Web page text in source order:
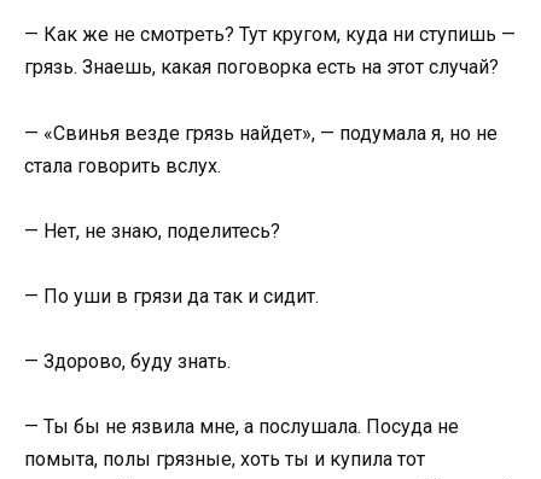
— Как же не смотреть? Тут кругом, куда ни ступишь —
грязь. Знаешь, какая поговорка есть на этот случай?
— «Свинья везде грязь найдет», — подумала я, но не
стала говорить вслух.
— Нет, не знаю, поделитесь?
— По уши в грязи да так и сидит.
— Здорово, буду знать.
— Ты бы не язвила мне, а послушала. Посуда не
помыта, полы грязные, хоть ты и купила тот